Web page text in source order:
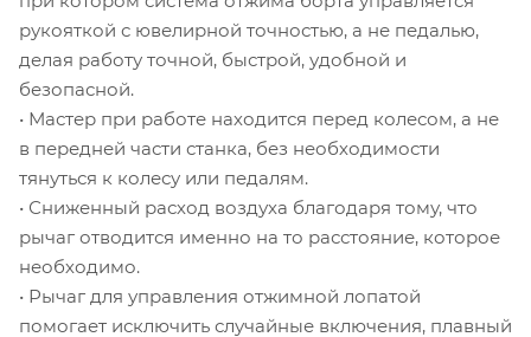
рукояткой с ювелирной точностью, а не педалью,
делая работу точной, быстрой, удобной и
безопасной.
• Мастер при работе находится перед колесом, а не
в передней части станка, без необходимости
тянуться к колесу или педалям.
• Сниженный расход воздуха благодаря тому, что
рычаг отводится именно на то расстояние, которое
необходимо.
• Рычаг для управления отжимной лопатой
помогает исключить случайные включения, плавный